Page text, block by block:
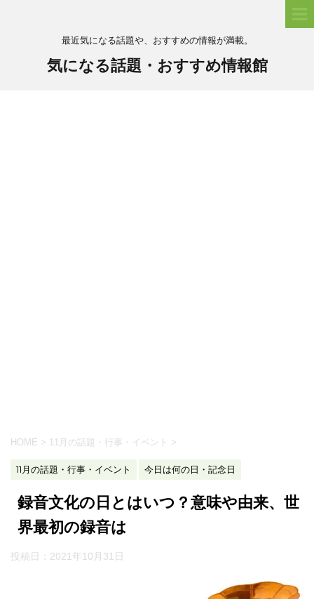
最近気になる話題や、おすすめの情報が満載。
気になる話題・おすすめ情報館
HOME > 11月の話題・行事・イベント >
11月の話題・行事・イベント 今日は何の日・記念日
録音文化の日とはいつ？意味や由来、世
界最初の録音は
投稿日： 2021年10月31日